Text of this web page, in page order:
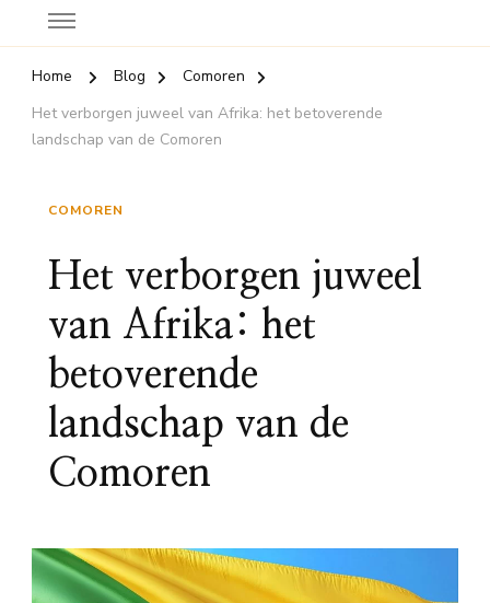
Home Blog
Comoren
Het verborgen juweel van Afrika: het betoverende
landschap van de Comoren
COMOREN
Het verborgen juweel
van Afrika: het
betoverende
landschap van de
Comoren